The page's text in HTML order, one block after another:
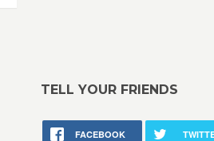
TELL YOUR FRIENDS
FACEBOOK